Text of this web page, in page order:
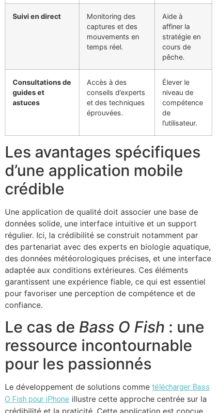
Suivi en direct
Monitoring des
captures et des
mouvements en
temps réel.
Aide à
affiner la
stratégie en
cours de
pêche.
Consultations de
guides et
astuces
Accès à des
conseils d’experts
et des techniques
éprouvées.
Élever le
niveau de
compétence
de
l’utilisateur.
Les avantages spécifiques
d’une application mobile
crédible
Une application de qualité doit associer une base de
données solide, une interface intuitive et un support
régulier. Ici, la crédibilité se construit notamment par
des partenariat avec des experts en biologie aquatique,
des données météorologiques précises, et une interface
adaptée aux conditions extérieures. Ces éléments
garantissent une expérience fiable, ce qui est essentiel
pour favoriser une perception de compétence et de
confiance.
Le cas de Bass O Fish : une
ressource incontournable
pour les passionnés
Le développement de solutions comme télécharger Bass
O Fish pour iPhone illustre cette approche centrée sur la
crédibilité et la praticité. Cette application est conçue